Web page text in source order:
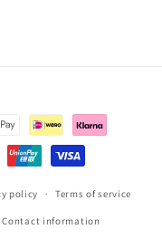
policy Terms of service
Contact information